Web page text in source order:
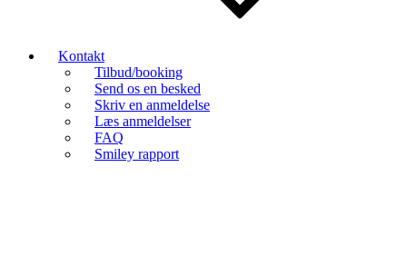
Kontakt
Tilbud/booking
Send os en besked
Skriv en anmeldelse
Læs anmeldelser
FAQ
Smiley rapport